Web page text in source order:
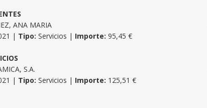
ANA MARIA
| Tipo: Servicios | Importe: 95,45 €
S.A.
| Tipo: Servicios | Importe: 125,51 €